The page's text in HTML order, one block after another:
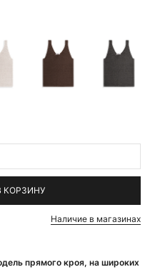
прямого кроя, на широких
КОРЗИНУ
Наличие в магазинах